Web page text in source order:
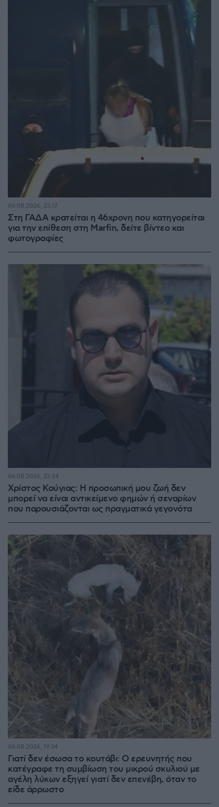
Στη ΓΑΔΑ κρατείται η 46χρονη που κατηγορείται
για την επίθεση στη Marfin, δείτε βίντεο και
φωτογραφίες
06.08.2026, 23:17
Χρίστος Κούγιας: Η προσωπική μου ζωή δεν
μπορεί να είναι αντικείμενο φημών ή σεναρίων
που παρουσιάζονται ως πραγματικά γεγονότα
06.08.2026, 22:24
Γιατί δεν έσωσα το κουτάβι: Ο ερευνητής που
κατέγραφε τη συμβίωση του μικρού σκυλιού με
αγέλη λύκων εξηγεί γιατί δεν επενέβη, όταν το
είδε άρρωστο
06.08.2026, 19:34